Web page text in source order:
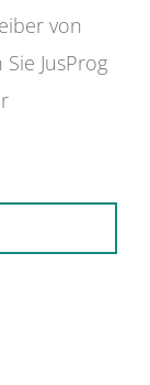
von
JusProg